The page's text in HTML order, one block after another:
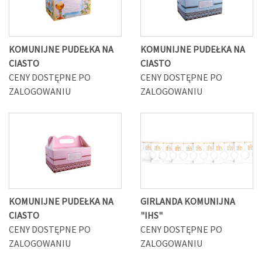
KOMUNIJNE PUDEŁKA NA
CIASTO
CENY DOSTĘPNE PO
ZALOGOWANIU
KOMUNIJNE PUDEŁKA NA
CIASTO
CENY DOSTĘPNE PO
ZALOGOWANIU
KOMUNIJNE PUDEŁKA NA
CIASTO
CENY DOSTĘPNE PO
ZALOGOWANIU
GIRLANDA KOMUNIJNA
"IHS"
CENY DOSTĘPNE PO
ZALOGOWANIU